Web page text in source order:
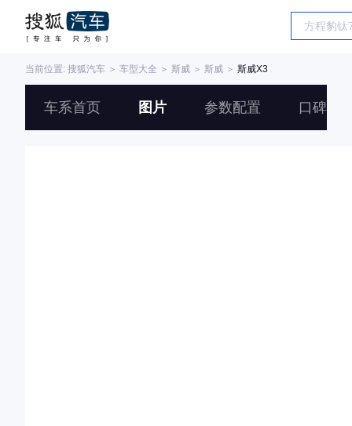
当前位置: 搜狐汽车 ＞ 车型大全 ＞ 斯威 ＞ 斯威 ＞ 斯威X3
车系首页 图片 参数配置 口碑